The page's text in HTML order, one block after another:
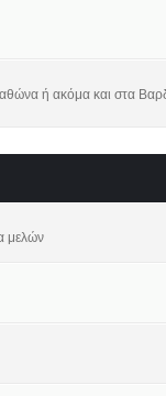
ή ακόμα και στα
μελών